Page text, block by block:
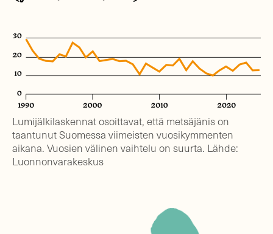
Lumijälkilaskennat osoittavat, että metsäjänis on
taantunut Suomessa viimeisten vuosikymmenten
aikana. Vuosien välinen vaihtelu on suurta. Lähde:
Luonnonvarakeskus